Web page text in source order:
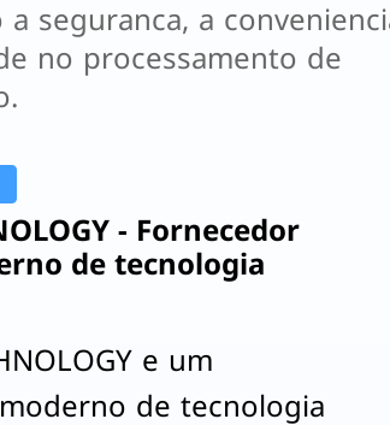
seguranca, a
no processamento de
- Fornecedor
de tecnologia
e um
de tecnologia